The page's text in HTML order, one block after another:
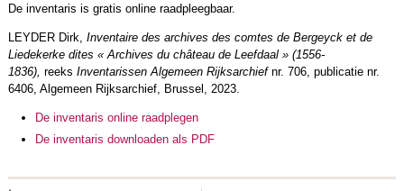
De inventaris is gratis online raadpleegbaar.
LEYDER Dirk, Inventaire des archives des comtes de Bergeyck et de
Liedekerke dites « Archives du château de Leefdaal » (1556-
1836), reeks Inventarissen Algemeen Rijksarchief nr. 706, publicatie nr.
6406, Algemeen Rijksarchief, Brussel, 2023.
De inventaris online raadplegen
De inventaris downloaden als PDF